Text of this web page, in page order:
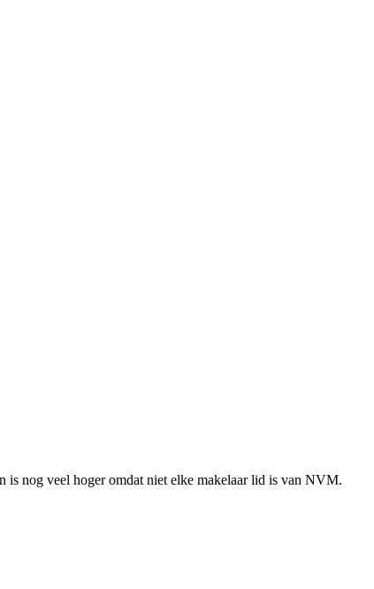
is nog veel hoger omdat niet elke makelaar lid is van NVM.